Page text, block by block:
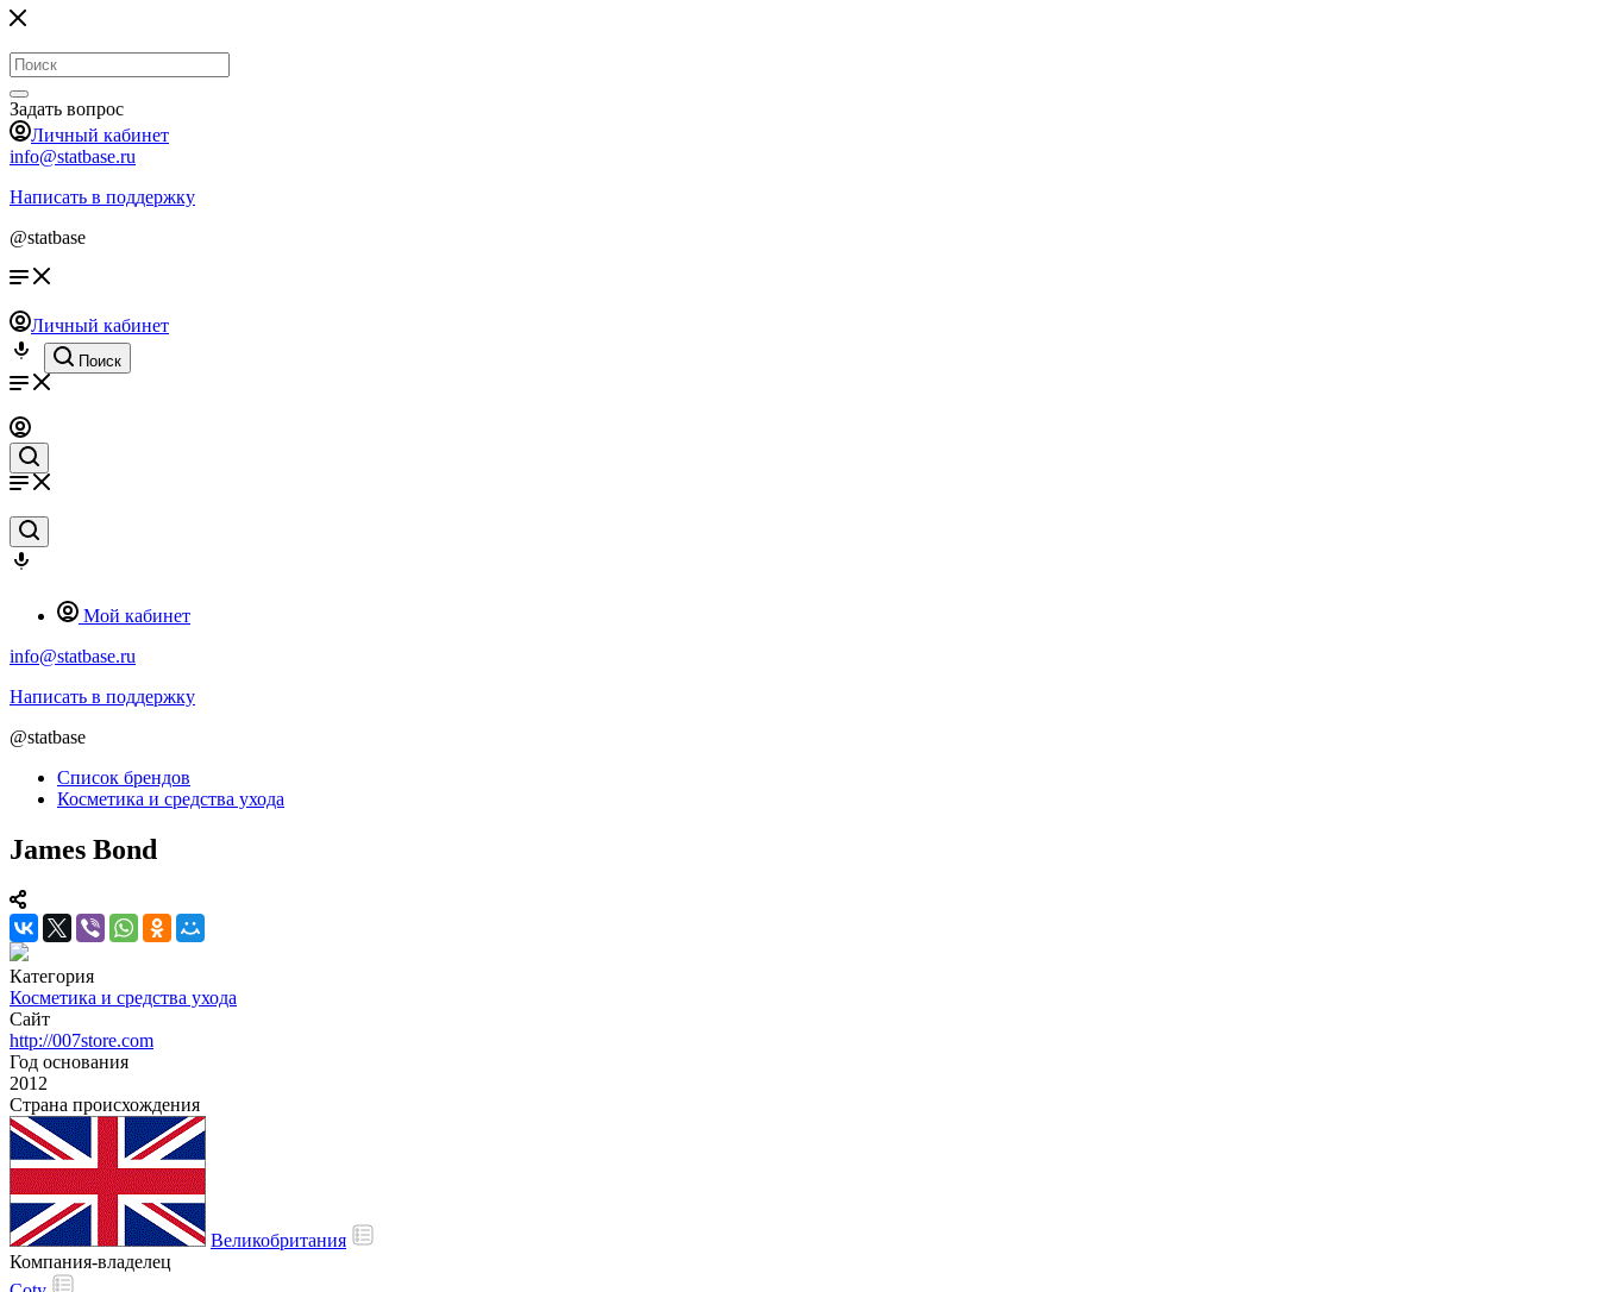
Задать вопрос
Личный кабинет
info@statbase.ru
Написать в поддержку
@statbase
Личный кабинет
Поиск
Мой кабинет
info@statbase.ru
Написать в поддержку
@statbase
Список брендов
Косметика и средства ухода
James Bond
Категория
Косметика и средства ухода
Сайт
http://007store.com
Год основания
2012
Страна происхождения
Великобритания
Компания-владелец